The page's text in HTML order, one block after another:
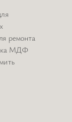
ремонта
МДФ